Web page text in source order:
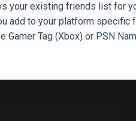
your existing friends list for
add to your platform specific
Gamer Tag (Xbox) or PSN